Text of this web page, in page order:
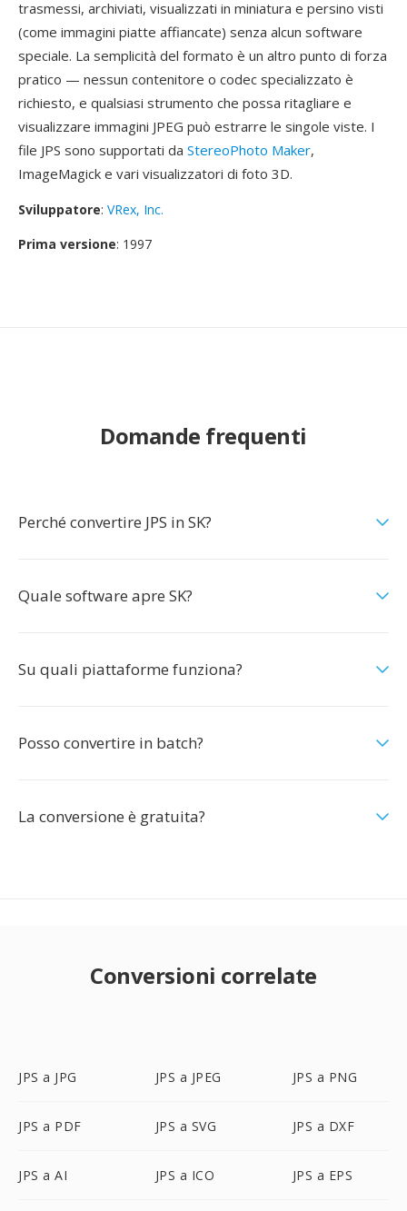
trasmessi, archiviati, visualizzati in miniatura e persino visti
(come immagini piatte affiancate) senza alcun software
speciale. La semplicità del formato è un altro punto di forza
pratico — nessun contenitore o codec specializzato è
richiesto, e qualsiasi strumento che possa ritagliare e
visualizzare immagini JPEG può estrarre le singole viste. I
file JPS sono supportati da StereoPhoto Maker,
ImageMagick e vari visualizzatori di foto 3D.
Sviluppatore: VRex, Inc.
Prima versione: 1997
Domande frequenti
Perché convertire JPS in SK?
Quale software apre SK?
Su quali piattaforme funziona?
Posso convertire in batch?
La conversione è gratuita?
Conversioni correlate
JPS a JPG JPS a JPEG JPS a PNG
JPS a PDF JPS a SVG JPS a DXF
JPS a AI JPS a ICO JPS a EPS